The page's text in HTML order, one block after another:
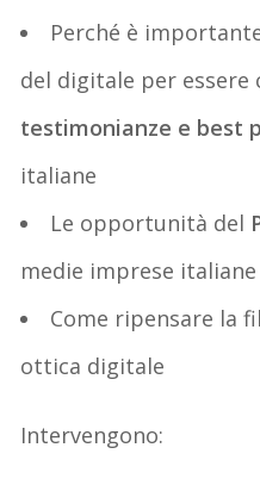
Perché è
del digitale per essere
testimonianze e best
italiane
Le opportunità del
medie imprese italiane
Come ripensare la
ottica digitale
Intervengono: